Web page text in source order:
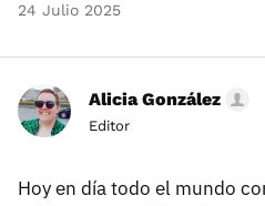
24 Julio 2025
Alicia González
Editor
Hoy en día todo el mundo